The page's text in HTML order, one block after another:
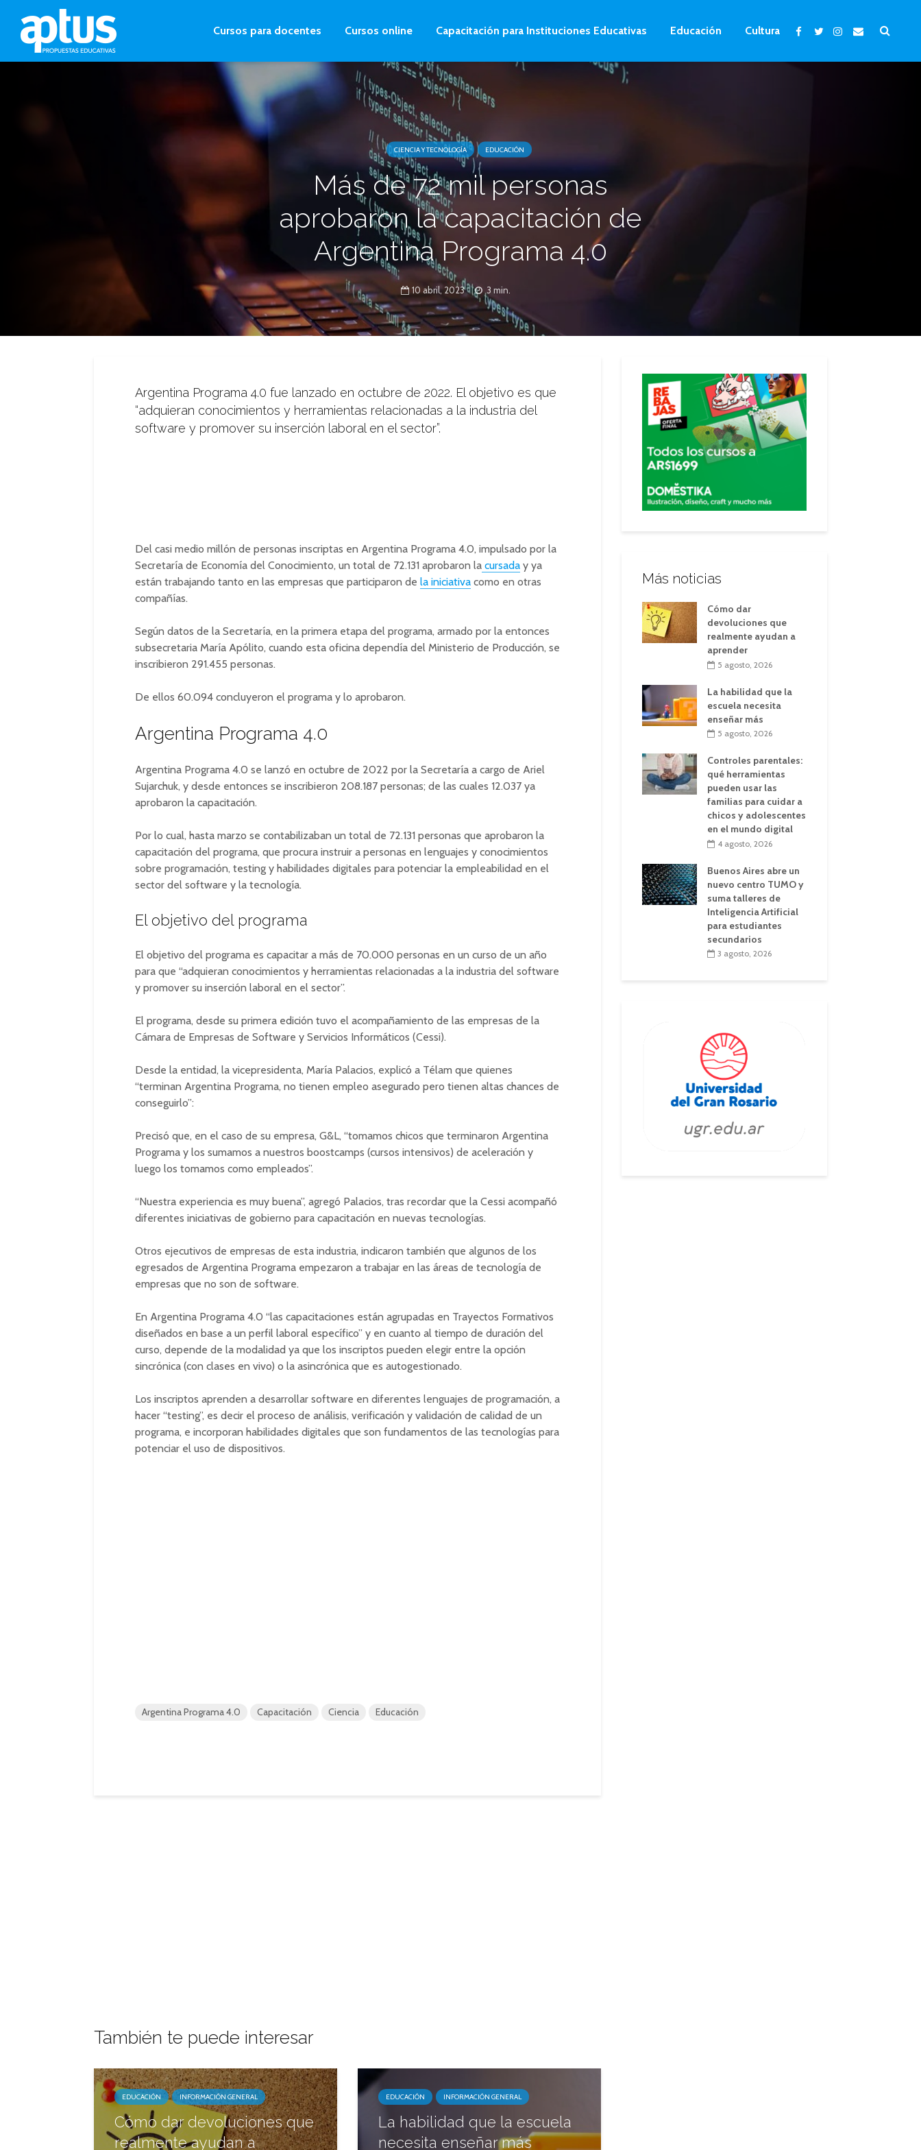
Cursos para docentes Cursos online Capacitación para Instituciones Educativas Educación Cultura
CIENCIA Y TECNOLOGÍA EDUCACIÓN
Más de 72 mil personas
aprobaron la capacitación de
Argentina Programa 4.0
10 abril, 2023 3 min.
Argentina Programa 4.0 fue lanzado en octubre de 2022. El objetivo es que
“adquieran conocimientos y herramientas relacionadas a la industria del
software y promover su inserción laboral en el sector”.
Del casi medio millón de personas inscriptas en Argentina Programa 4.0, impulsado por la
Secretaría de Economía del Conocimiento, un total de 72.131 aprobaron la cursada y ya
están trabajando tanto en las empresas que participaron de la iniciativa como en otras
compañías.
Según datos de la Secretaría, en la primera etapa del programa, armado por la entonces
subsecretaria María Apólito, cuando esta oficina dependía del Ministerio de Producción, se
inscribieron 291.455 personas.
De ellos 60.094 concluyeron el programa y lo aprobaron.
Argentina Programa 4.0
Argentina Programa 4.0 se lanzó en octubre de 2022 por la Secretaría a cargo de Ariel
Sujarchuk, y desde entonces se inscribieron 208.187 personas; de las cuales 12.037 ya
aprobaron la capacitación.
Por lo cual, hasta marzo se contabilizaban un total de 72.131 personas que aprobaron la
capacitación del programa, que procura instruir a personas en lenguajes y conocimientos
sobre programación, testing y habilidades digitales para potenciar la empleabilidad en el
sector del software y la tecnología.
El objetivo del programa
El objetivo del programa es capacitar a más de 70.000 personas en un curso de un año
para que “adquieran conocimientos y herramientas relacionadas a la industria del software
y promover su inserción laboral en el sector”.
El programa, desde su primera edición tuvo el acompañamiento de las empresas de la
Cámara de Empresas de Software y Servicios Informáticos (Cessi).
Desde la entidad, la vicepresidenta, María Palacios, explicó a Télam que quienes
“terminan Argentina Programa, no tienen empleo asegurado pero tienen altas chances de
conseguirlo”:
Precisó que, en el caso de su empresa, G&L, “tomamos chicos que terminaron Argentina
Programa y los sumamos a nuestros boostcamps (cursos intensivos) de aceleración y
luego los tomamos como empleados”.
“Nuestra experiencia es muy buena”, agregó Palacios, tras recordar que la Cessi acompañó
diferentes iniciativas de gobierno para capacitación en nuevas tecnologías.
Otros ejecutivos de empresas de esta industria, indicaron también que algunos de los
egresados de Argentina Programa empezaron a trabajar en las áreas de tecnología de
empresas que no son de software.
En Argentina Programa 4.0 “las capacitaciones están agrupadas en Trayectos Formativos
diseñados en base a un perfil laboral específico” y en cuanto al tiempo de duración del
curso, depende de la modalidad ya que los inscriptos pueden elegir entre la opción
sincrónica (con clases en vivo) o la asincrónica que es autogestionado.
Los inscriptos aprenden a desarrollar software en diferentes lenguajes de programación, a
hacer “testing”, es decir el proceso de análisis, verificación y validación de calidad de un
programa, e incorporan habilidades digitales que son fundamentos de las tecnologías para
potenciar el uso de dispositivos.
Argentina Programa 4.0 Capacitación Ciencia Educación
También te puede interesar
EDUCACIÓN INFORMACIÓN GENERAL
Cómo dar devoluciones que
realmente ayudan a
EDUCACIÓN INFORMACIÓN GENERAL
La habilidad que la escuela
necesita enseñar más
Más noticias
Cómo dar
devoluciones que
realmente ayudan a
aprender
5 agosto, 2026
La habilidad que la
escuela necesita
enseñar más
5 agosto, 2026
Controles parentales:
qué herramientas
pueden usar las
familias para cuidar a
chicos y adolescentes
en el mundo digital
4 agosto, 2026
Buenos Aires abre un
nuevo centro TUMO y
suma talleres de
Inteligencia Artificial
para estudiantes
secundarios
3 agosto, 2026